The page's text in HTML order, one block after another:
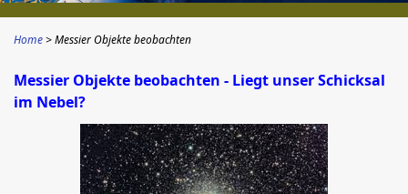
Home Messier Objekte beobachten
Messier Objekte beobachten - Liegt unser Schicksal
im Nebel?